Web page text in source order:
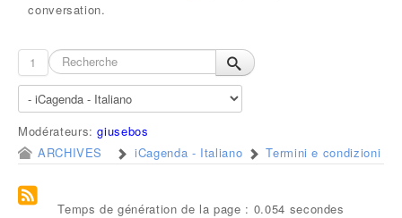
conversation.
1
Modérateurs:giusebos
ARCHIVES
iCagenda - Italiano Termini e condizioni
Temps de génération de la page : 0.054 secondes